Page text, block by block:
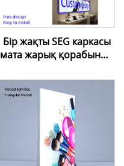
Бір жақты SEG каркасы
мата жарық қорабының
жарнамалық жарық
қораптары сауда
орталықтары үшін